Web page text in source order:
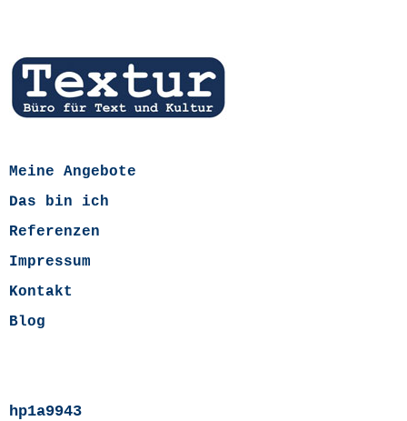
Meine Angebote
Das bin ich
Referenzen
Impressum
Kontakt
Blog
hp1a9943